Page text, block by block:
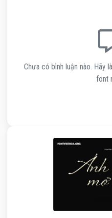
Chưa có bình luận nào. Hãy
font